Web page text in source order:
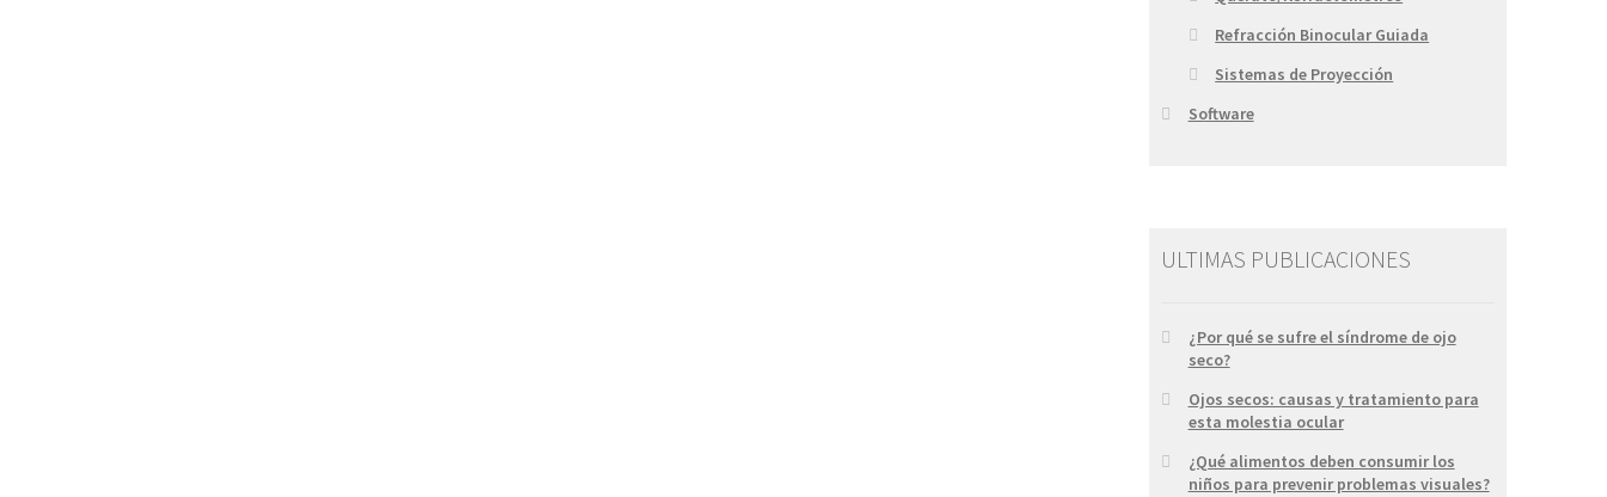
Refracción Binocular Guiada
Sistemas de Proyección
Software
ULTIMAS PUBLICACIONES
¿Por qué se sufre el síndrome de ojo
seco?
Ojos secos: causas y tratamiento para
esta molestia ocular
¿Qué alimentos deben consumir los
niños para prevenir problemas visuales?